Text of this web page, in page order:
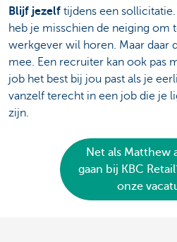
Blijf jezelf tijdens een
heb je misschien de neiging om
werkgever wil horen. Maar daar
mee. Een recruiter kan ook pas
job het best bij jou past als je
vanzelf terecht in een job die je
zijn.
Net als Matthew
gaan bij KBC
onze